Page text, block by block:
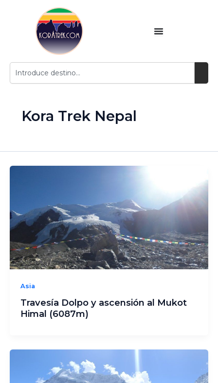
contenido
Buscar
Kora Trek Nepal
Asia
Travesía Dolpo y ascensión al Mukot
Himal (6087m)